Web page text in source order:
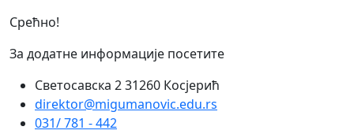
Срећно!
За додатне информације посетите
Светосавска 2 31260 Косјерић
direktor@migumanovic.edu.rs
031/ 781 - 442